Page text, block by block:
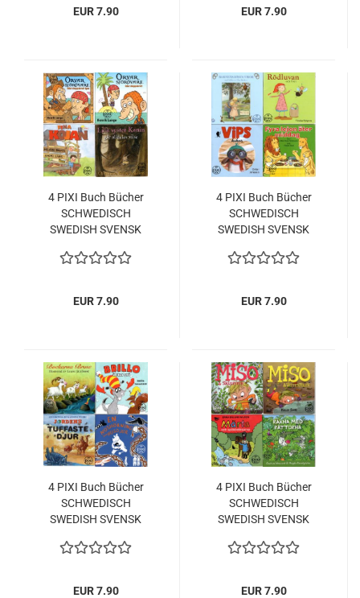
EUR 7.90 EUR 7.90
4 PIXI Buch Bücher
SCHWEDISCH
SWEDISH SVENSK
EUR 7.90
4 PIXI Buch Bücher
SCHWEDISCH
SWEDISH SVENSK
EUR 7.90
4 PIXI Buch Bücher
SCHWEDISCH
SWEDISH SVENSK
EUR 7.90
4 PIXI Buch Bücher
SCHWEDISCH
SWEDISH SVENSK
EUR 7.90